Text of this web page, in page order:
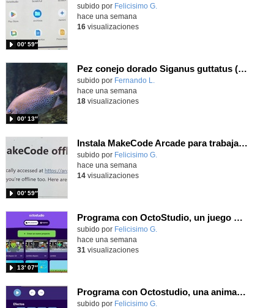
Contenido educativo.
subido por Felicisimo G.
00′ 59″
hace una semana
16visualizaciones
Pez conejo dorado Siganus guttatus (Bloch, 1786)
Contenido educativo.
subido por Fernando L.
00′ 13″
hace una semana
18visualizaciones
Instala MakeCode Arcade para trabajar offline en tu tablet, ordenador, Chromebook
Contenido educativo.
subido por Felicisimo G.
00′ 59″
hace una semana
14visualizaciones
Programa con OctoStudio, un juego de disparos contra Zombies con un cargador basado en el House of the dead
Contenido educativo.
subido por Felicisimo G.
13′ 07″
hace una semana
31 visualizaciones
Programa con Octostudio, una animación utilizando la cámara para una foto y audio y texto para comunicar.
Contenido educativo.
subido por Felicisimo G.